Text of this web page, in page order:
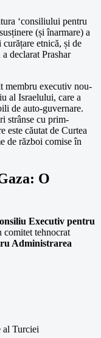
‘consiliului pentru
(și înarmare) a
etnică, și de
declarat Prashar
membru executiv nou-
al Israelului, care a
de auto-guvernare.
strânse cu prim-
este căutat de Curtea
de război comise în
O
Executiv pentru
comitet tehnocrat
Administrarea
al Turciei